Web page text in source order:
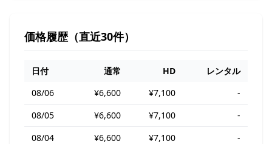
価格履歴（直近30件）
日付 通常 HD
レンタル
08/06
¥6,600 ¥7,100
-
08/05
¥6,600 ¥7,100
-
08/04
¥6,600 ¥7,100
-